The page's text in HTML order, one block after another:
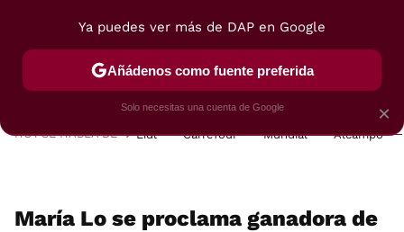
POSTRES VIAJES SELECCIÓN VEGUI
HOY SE HABLA DE Lidl Carrefour Mundial Alcampo
María Lo se proclama ganadora de
×
Ya puedes ver más de DAP en Google
Añádenos como fuente preferida
Solo necesitas una cuenta de Google